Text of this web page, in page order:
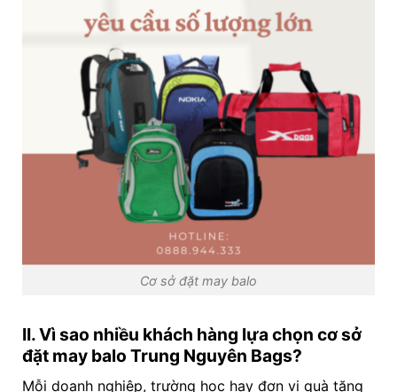
Cơ sở đặt may balo
II. Vì sao nhiều khách hàng lựa chọn cơ sở
đặt may balo Trung Nguyên Bags?
Mỗi doanh nghiệp, trường học hay đơn vị quà tặng